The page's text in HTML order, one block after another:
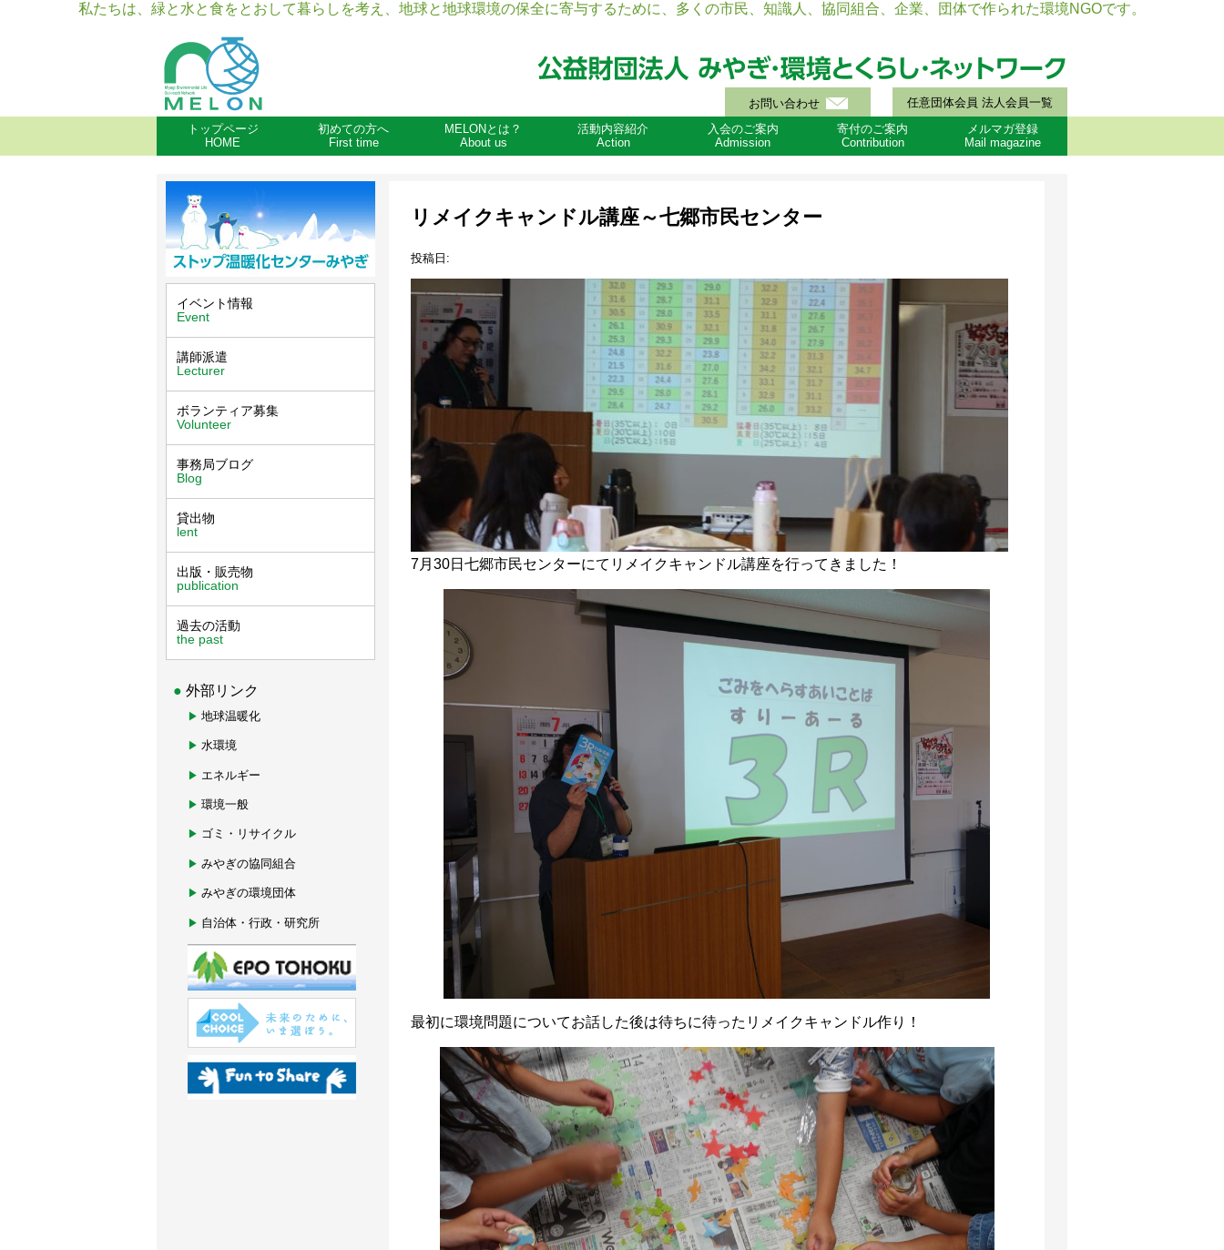
私たちは、緑と水と食をとおして暮らしを考え、地球と地球環境の保全に寄与するために、多くの市民、知識人、協同組合、企業、団体で作られた環境NGOです。
任意団体会員 法人会員一覧
お問い合わせ
トップページ
HOME
初めての方へ
First time
MELONとは？
About us
活動内容紹介
Action
入会のご案内
Admission
寄付のご案内
Contribution
メルマガ登録
Mail magazine
イベント情報
Event
講師派遣
Lecturer
ボランティア募集
Volunteer
事務局ブログ
Blog
貸出物
lent
出版・販売物
publication
過去の活動
the past
外部リンク
地球温暖化
水環境
エネルギー
環境一般
ゴミ・リサイクル
みやぎの協同組合
みやぎの環境団体
自治体・行政・研究所
リメイクキャンドル講座～七郷市民センター
投稿日:
7月30日七郷市民センターにてリメイクキャンドル講座を行ってきました！
最初に環境問題についてお話した後は待ちに待ったリメイクキャンドル作り！